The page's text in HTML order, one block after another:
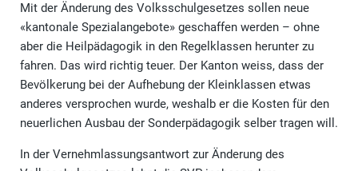
Mit der Änderung des Volksschulgesetzes sollen neue
«kantonale Spezialangebote» geschaffen werden – ohne
aber die Heilpädagogik in den Regelklassen herunter zu
fahren. Das wird richtig teuer. Der Kanton weiss, dass der
Bevölkerung bei der Aufhebung der Kleinklassen etwas
anderes versprochen wurde, weshalb er die Kosten für den
neuerlichen Ausbau der Sonderpädagogik selber tragen will.
In der Vernehmlassungsantwort zur Änderung des